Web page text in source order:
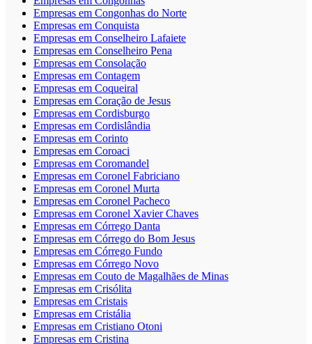
Empresas em Congonhas do Norte
Empresas em Conquista
Empresas em Conselheiro Lafaiete
Empresas em Conselheiro Pena
Empresas em Consolação
Empresas em Contagem
Empresas em Coqueiral
Empresas em Coração de Jesus
Empresas em Cordisburgo
Empresas em Cordislândia
Empresas em Corinto
Empresas em Coroaci
Empresas em Coromandel
Empresas em Coronel Fabriciano
Empresas em Coronel Murta
Empresas em Coronel Pacheco
Empresas em Coronel Xavier Chaves
Empresas em Córrego Danta
Empresas em Córrego do Bom Jesus
Empresas em Córrego Fundo
Empresas em Córrego Novo
Empresas em Couto de Magalhães de Minas
Empresas em Crisólita
Empresas em Cristais
Empresas em Cristália
Empresas em Cristiano Otoni
Empresas em Cristina